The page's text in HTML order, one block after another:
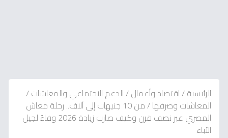
الرئيسية/اقتصاد وأعمال/الدعم الاجتماعي والمعاشات/
المعاشات وصرفها/
من 10 جنيهات إلى آلاف.. رحلة معاش
المصري عبر نصف قرن وكيف صارت زيادة 2026 وفاءً لجيل
الآباء